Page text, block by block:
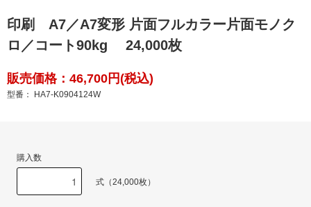
印刷 A7／A7変形 片面フルカラー片面モノク
ロ／コート90kg 24,000枚
販売価格：46,700円(税込)
型番： HA7-K0904124W
購入数
式（24,000枚）